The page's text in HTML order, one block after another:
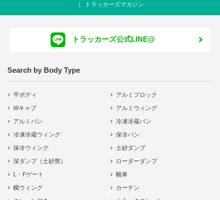
トラッカーズマガジン
トラッカーズ公式LINE@
Search by Body Type
平ボディ
アルミブロック
Wキャブ
アルミウィング
アルミバン
冷凍冷蔵バン
冷凍冷蔵ウィング
保冷バン
保冷ウィング
土砂ダンプ
深ダンプ（土砂禁）
ローダーダンプ
L・Fゲート
幌車
幌ウィング
カーテン